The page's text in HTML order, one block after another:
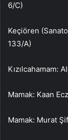
6/C)
Keçiören
133/A)
Kızılcahamam:
Mamak: Kaan
Mamak: Murat